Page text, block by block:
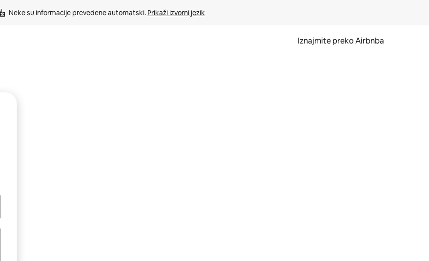
Neke su informacije prevedene automatski. Prikaži izvorni jezik
Iznajmite preko Airbnba
se strelicama prema gore i prema dolje, kao i dodirom ili prelaskom prstom po zaslonu.